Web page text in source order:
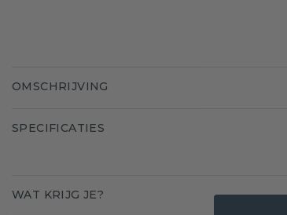
OMSCHRIJVING
SPECIFICATIES
WAT KRIJG JE?